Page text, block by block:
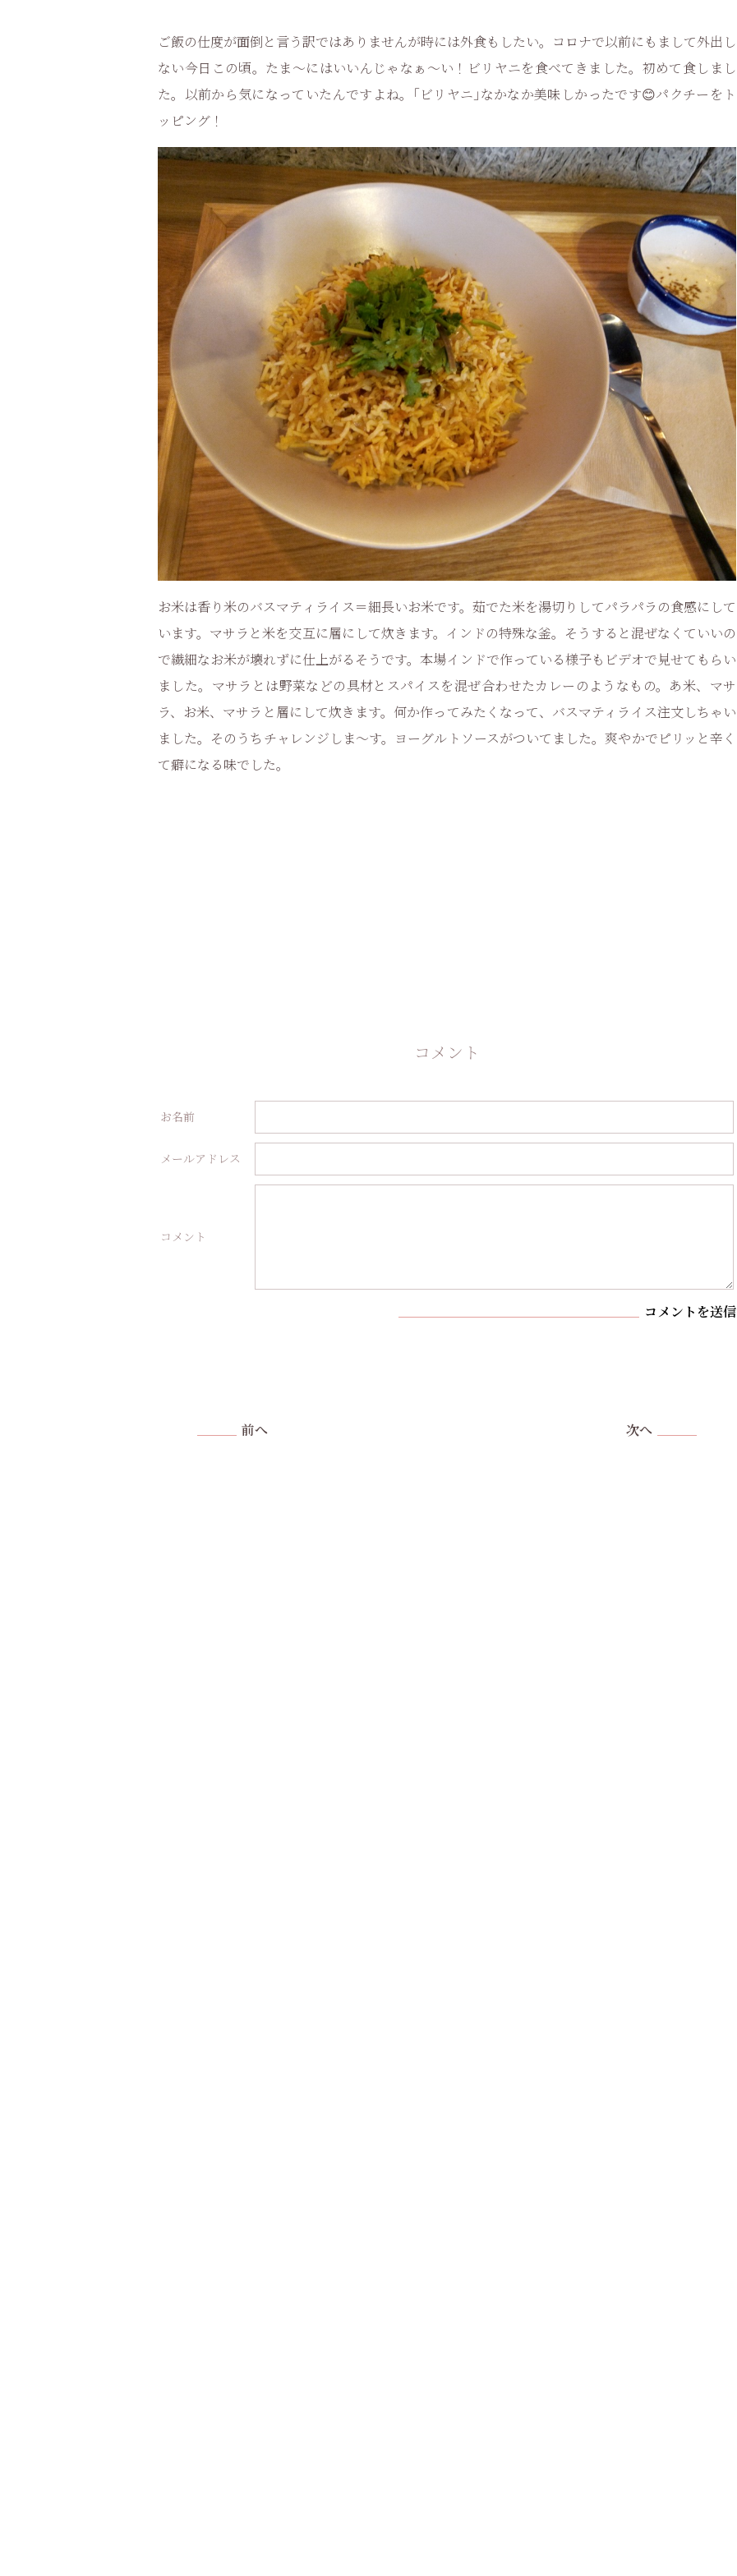
ご飯の仕度が面倒と言う訳ではありませんが時には外食もしたい。コロナで以前にもまして外出し
ない今日この頃。たま～にはいいんじゃなぁ～い！ビリヤニを食べてきました。初めて食しまし
た。以前から気になっていたんですよね。｢ビリヤニ｣なかなか美味しかったです😊パクチーをト
ッピング！
お米は香り米のバスマティライス＝細長いお米です。茹でた米を湯切りしてパラパラの食感にして
います。マサラと米を交互に層にして炊きます。インドの特殊な釜。そうすると混ぜなくていいの
で繊細なお米が壊れずに仕上がるそうです。本場インドで作っている様子もビデオで見せてもらい
ました。マサラとは野菜などの具材とスパイスを混ぜ合わせたカレーのようなもの。あ米、マサ
ラ、お米、マサラと層にして炊きます。何か作ってみたくなって、バスマティライス注文しちゃい
ました。そのうちチャレンジしま～す。ヨーグルトソースがついてました。爽やかでピリッと辛く
て癖になる味でした。
コメント
お名前
メールアドレス
コメント
コメントを送信
前へ 次へ